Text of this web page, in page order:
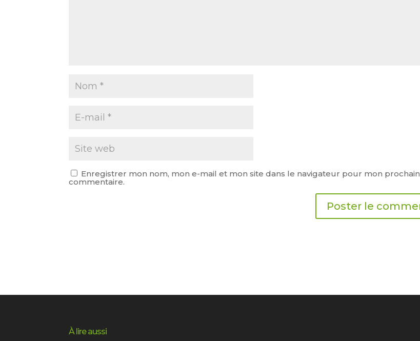
Enregistrer mon nom, mon e-mail et mon site dans le navigateur pour mon prochain
commentaire.
À lire aussi